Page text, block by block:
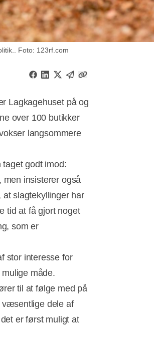
Foto: 123rf.com
Lagkagehuset på og
over 100 butikker
langsommere
godt imod:
men insisterer også
slagtekyllinger har
tid at få gjort noget
som er
stor interesse for
måde.
til at følge med på
væsentlige dele af
er først muligt at